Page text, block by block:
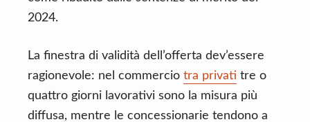
2024.
La finestra di validità dell’offerta dev’essere
ragionevole: nel commercio tra privati tre o
quattro giorni lavorativi sono la misura più
diffusa, mentre le concessionarie tendono a